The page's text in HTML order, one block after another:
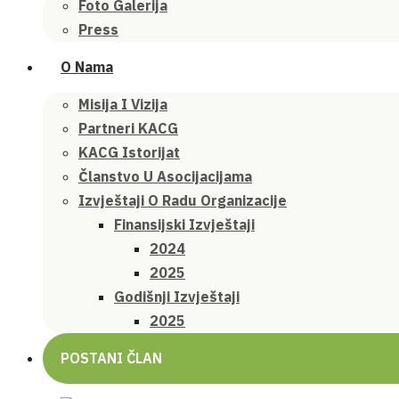
Foto Galerija
Press
O Nama
Misija I Vizija
Partneri KACG
KACG Istorijat
Članstvo U Asocijacijama
Izvještaji O Radu Organizacije
Finansijski Izvještaji
2024
2025
Godišnji Izvještaji
2025
POSTANI ČLAN